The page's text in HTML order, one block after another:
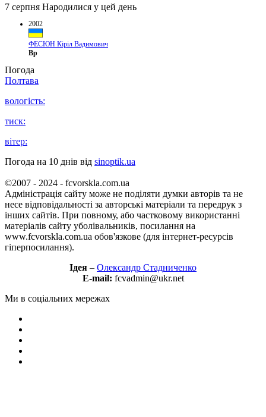
7 серпня Народилися у цей день
2002
ФЕСЮН Кіріл Вадимович
Вр
Погода
Полтава
вологість:
тиск:
вітер:
Погода на 10 днів від sinoptik.ua
©2007 - 2024 - fcvorskla.com.ua
Адміністрація сайту може не поділяти думки авторів та не
несе відповідальності за авторські матеріали та передрук з
інших сайтів. При повному, або частковому використанні
матеріалів сайту уболівальників, посилання на
www.fcvorskla.com.ua обов'язкове (для інтернет-ресурсів
гіперпосилання).
Ідея – Олександр Стадниченко
E-mail: fcvadmin@ukr.net
Ми в соціальних мережах